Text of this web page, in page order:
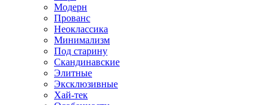
Модерн
Прованс
Неоклассика
Минимализм
Под старину
Скандинавские
Элитные
Эксклюзивные
Хай-тек